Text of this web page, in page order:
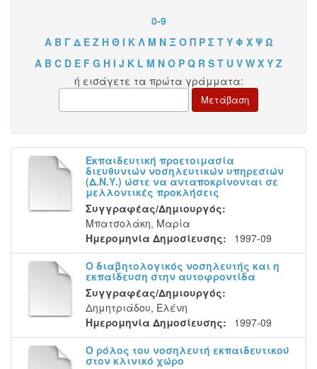
0-9
Α Β Γ Δ Ε Ζ Η Θ Ι Κ Λ Μ Ν Ξ Ο Π Ρ Σ Τ Υ Φ Χ Ψ Ω
A B C D E F G H I J K L M N O P Q R S T U V W X Y Z
ή εισάγετε τα πρώτα γράμματα:
Εκπαιδευτική προετοιμασία
διευθυντών νοσηλευτικών υπηρεσιών
(Δ.Ν.Υ.) ώστε να ανταποκρίνονται σε
μελλοντικές προκλήσεις
Συγγραφέας/Δημιουργός:
Μπατσολάκη, Μαρία
Ημερομηνία Δημοσίευσης:
1997-09
Ο διαβητολογικός νοσηλευτής και η
εκπαίδευση στην αυτοφροντίδα
Συγγραφέας/Δημιουργός:
Δημητριάδου, Ελένη
Ημερομηνία Δημοσίευσης:
1997-09
Ο ρόλος του νοσηλευτή εκπαιδευτικού
στον κλινικό χώρο